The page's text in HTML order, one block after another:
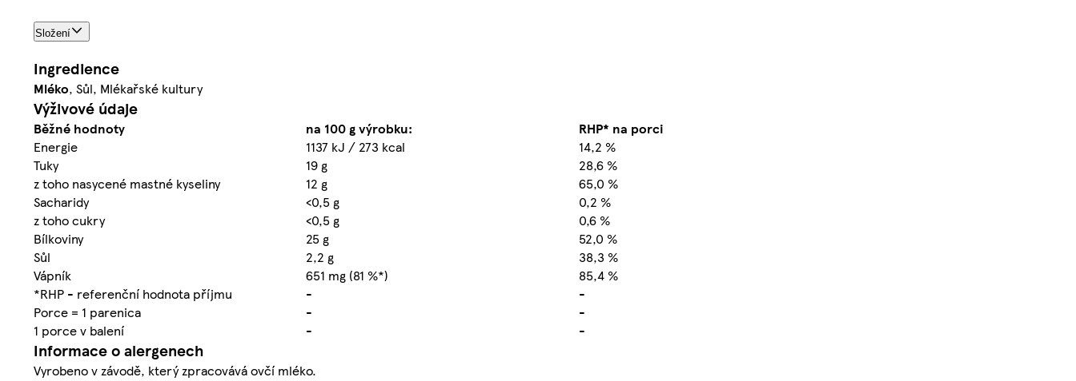
Složení
Ingredience
Mléko, Sůl, Mlékařské kultury
Výživové údaje
Běžné hodnoty na 100 g výrobku:
RHP* na porci
Energie
1137 kJ / 273 kcal
14,2 %
Tuky
19 g
28,6 %
z toho nasycené mastné kyseliny
12 g
65,0 %
Sacharidy
<0,5 g
0,2 %
z toho cukry
<0,5 g
0,6 %
Bílkoviny
25 g
52,0 %
Sůl
2,2 g
38,3 %
Vápník
651 mg (81 %*)
85,4 %
*RHP - referenční hodnota příjmu
-
-
Porce = 1 parenica
-
-
1 porce v balení
- -
Informace o alergenech
Vyrobeno v závodě, který zpracovává ovčí mléko.